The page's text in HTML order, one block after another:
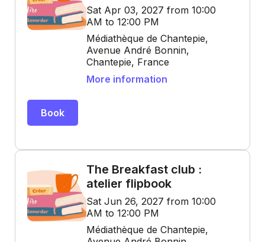
Sat Apr 03, 2027 from 10:00
AM to 12:00 PM
Médiathèque de Chantepie,
Avenue André Bonnin,
Chantepie, France
More information
Book
The Breakfast club :
atelier flipbook
Sat Jun 26, 2027 from 10:00
AM to 12:00 PM
Médiathèque de Chantepie,